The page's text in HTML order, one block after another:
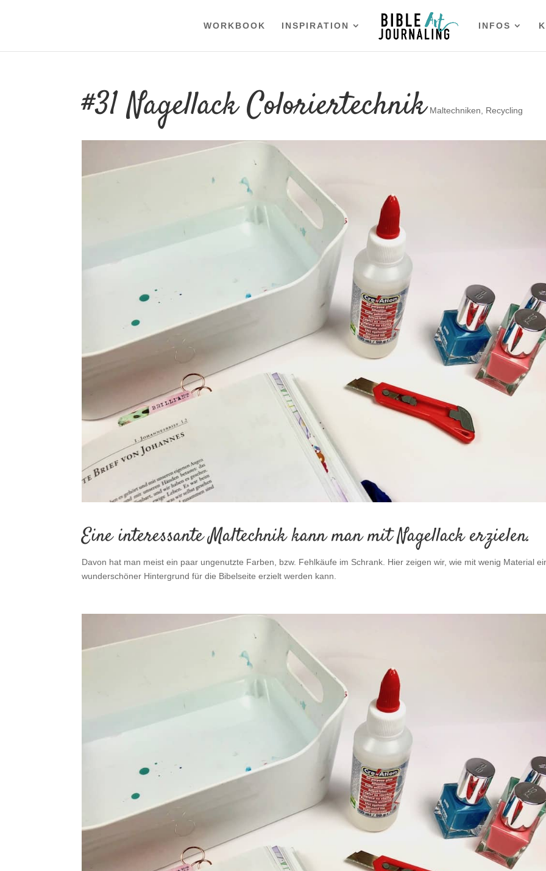
WORKBOOK INSPIRATION INFOS
#31 Nagellack Coloriertechnik Maltechniken, Recycling
Eine interessante Maltechnik kann man mit Nagellack erzielen.
Davon hat man meist ein paar ungenutzte Farben, bzw. Fehlkäufe im Schrank. Hier zeigen wir, wie mit wenig Material
wunderschöner Hintergrund für die Bibelseite erzielt werden kann.